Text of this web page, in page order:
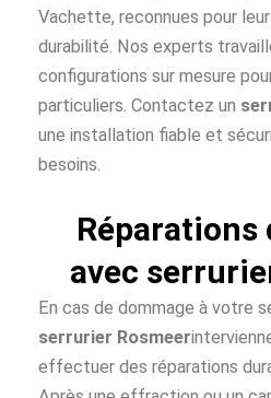
Vachette, reconnues pour
durabilité. Nos experts
configurations sur mesure
particuliers. Contactez un
une installation fiable et
besoins.
Réparations
avec
En cas de dommage à votre
serrurier Rosmeer
effectuer des réparations